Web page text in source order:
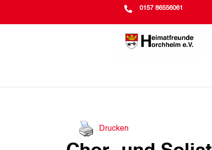
 0157 86556061
Drucken